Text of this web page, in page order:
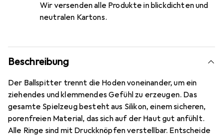
Wir versenden alle Produkte in blickdichten und
neutralen Kartons.
Beschreibung
Der Ballspitter trennt die Hoden voneinander, um ein
ziehendes und klemmendes Gefühl zu erzeugen. Das
gesamte Spielzeug besteht aus Silikon, einem sicheren,
porenfreien Material, das sich auf der Haut gut anfühlt.
Alle Ringe sind mit Druckknöpfen verstellbar. Entscheide